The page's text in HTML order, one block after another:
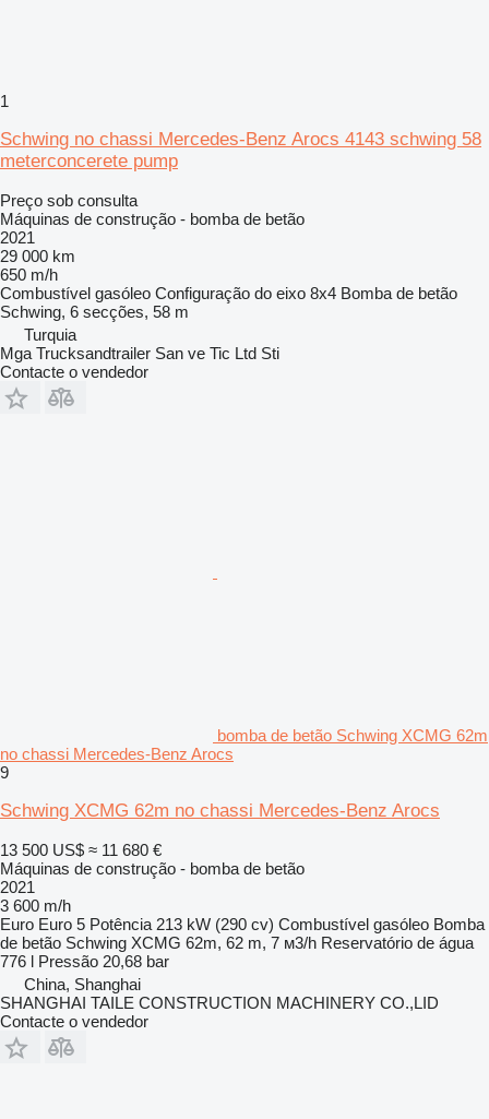
1
Schwing no chassi Mercedes-Benz Arocs 4143 schwing 58
meterconcerete pump
Preço sob consulta
Máquinas de construção - bomba de betão
2021
29 000 km
650 m/h
Combustível gasóleo Configuração do eixo 8x4 Bomba de betão
Schwing, 6 secções, 58 m
Turquia
Mga Trucksandtrailer San ve Tic Ltd Sti
Contacte o vendedor
bomba de betão Schwing XCMG 62m
no chassi Mercedes-Benz Arocs
9
Schwing XCMG 62m no chassi Mercedes-Benz Arocs
13 500 US$ ≈ 11 680 €
Máquinas de construção - bomba de betão
2021
3 600 m/h
Euro Euro 5 Potência 213 kW (290 cv) Combustível gasóleo Bomba
de betão Schwing XCMG 62m, 62 m, 7 м3/h Reservatório de água
776 l Pressão 20,68 bar
China, Shanghai
SHANGHAI TAILE CONSTRUCTION MACHINERY CO.,LID
Contacte o vendedor